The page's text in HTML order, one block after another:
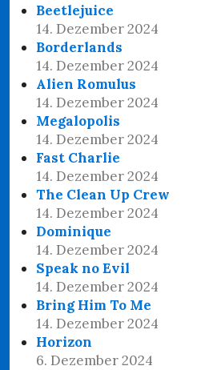
Beetlejuice
14. Dezember 2024
Borderlands
14. Dezember 2024
Alien Romulus
14. Dezember 2024
Megalopolis
14. Dezember 2024
Fast Charlie
14. Dezember 2024
The Clean Up Crew
14. Dezember 2024
Dominique
14. Dezember 2024
Speak no Evil
14. Dezember 2024
Bring Him To Me
14. Dezember 2024
Horizon
6. Dezember 2024